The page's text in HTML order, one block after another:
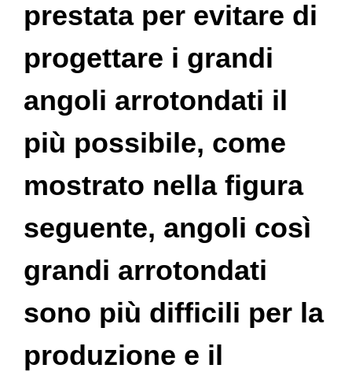
prestata per evitare di
progettare i grandi
angoli arrotondati il ​​
più possibile, come
mostrato nella figura
seguente, angoli così
grandi arrotondati
sono più difficili per la
produzione e il